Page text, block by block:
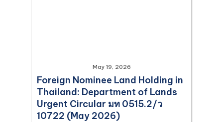
May 19, 2026
Foreign Nominee Land Holding in
Thailand: Department of Lands
Urgent Circular มท 0515.2/ว
10722 (May 2026)